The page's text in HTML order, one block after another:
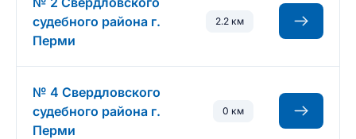
судебного района г.
Перми
2.2 км
№ 4 Свердловского
судебного района г.
Перми
0 км